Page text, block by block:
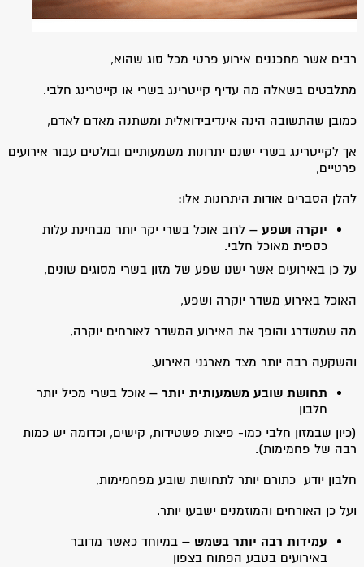
רבים אשר מתכננים אירוע פרטי מכל סוג שהוא,
מתלבטים בשאלה מה עדיף קייטרינג בשרי או קייטרינג חלבי.
כמובן שהתשובה הינה אינדיבידואלית ומשתנה מאדם לאדם,
אך לקייטרינג בשרי ישנם יתרונות משמעותיים ובולטים עבור אירועים
פרטיים,
להלן הסברים אודות היתרונות אלו:
יוקרה ושפע –לרוב אוכל בשרי יקר יותר מבחינת עלות
כספית מאוכל חלבי.
על כן באירועים אשר ישנו שפע של מזון בשרי מסוגים שונים,
האוכל באירוע משדר יוקרה ושפע,
מה שמשדרג והופך את האירוע המשדר לאורחים יוקרה,
והשקעה רבה יותר מצד מארגני האירוע.
תחושת שובע משמעותית יותר –אוכל בשרי מכיל יותר
חלבון
(כיון שבמזון חלבי כמו- פיצות פשטידות, קישים, וכדומה יש כמות
רבה של פחמימות).
חלבון יודע כתורם יותר לתחושת שובע מפחמימות,
ועל כן האורחים והמוזמנים ישבעו יותר.
עמידות רבה יותר בשמש –במיוחד כאשר מדובר
באירועים בטבע הפתוח בצפון